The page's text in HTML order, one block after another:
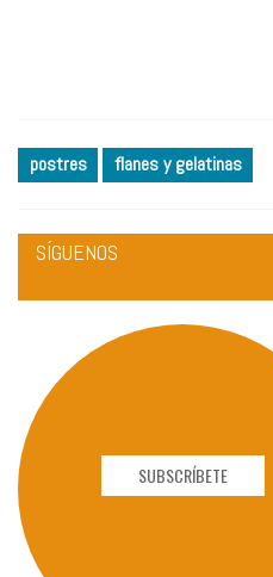
postres flanes y gelatinas
SÍGUENOS
SUBSCRÍBETE